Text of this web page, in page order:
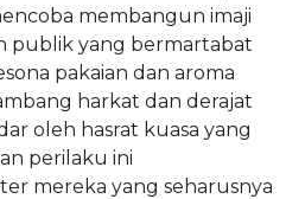
membangun imaji
publik yang bermartabat
pakaian dan aroma
harkat dan derajat
oleh hasrat kuasa yang
perilaku ini
mereka yang seharusnya